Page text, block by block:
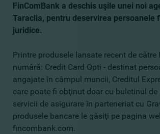
FinComBank a deschis uşile unei noi
Taraclia, pentru deservirea persoanele
juridice.
Printre produsele lansate recent de către
numără: Credit Card Opti - destinat
angajate în câmpul muncii, Creditul
care poate fi obţinut doar cu buletinul de
servicii de asigurare în parteneriat cu
produsele bancare le găsiţi pe pagina
fincombank.com.